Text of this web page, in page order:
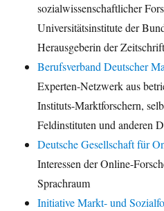
sozialwissenschaftlicher
Universitätsinstitute der
Herausgeberin der
Berufsverband Deutscher
Experten-Netzwerk aus
Instituts-Marktforschern,
Feldinstituten und anderen
Deutsche Gesellschaft für
Interessen der Online-
Sprachraum
Initiative Markt- und